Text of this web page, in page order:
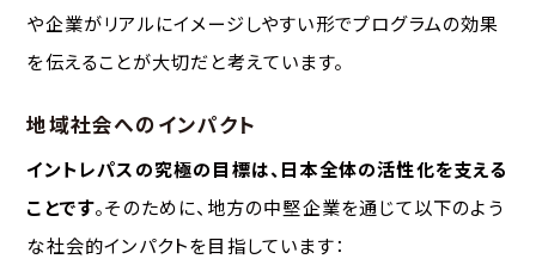
や企業がリアルにイメージしやすい形でプログラムの効果
を伝えることが大切だと考えています。
地域社会へのインパクト
イントレパスの究極の目標は、日本全体の活性化を支える
ことです。そのために、地方の中堅企業を通じて以下のよう
な社会的インパクトを目指しています：